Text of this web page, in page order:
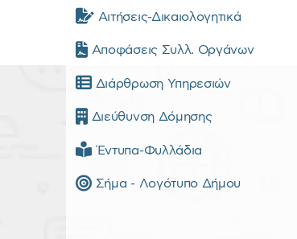
Αιτήσεις-Δικαιολογητικά
Αποφάσεις Συλλ. Οργάνων
Διάρθρωση Υπηρεσιών
Διεύθυνση Δόμησης
Έντυπα-Φυλλάδια
Σήμα - Λογότυπο Δήμου